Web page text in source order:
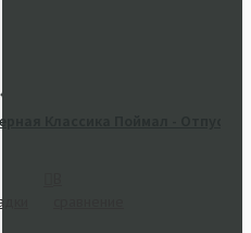
Классика Поймал - Отпусти